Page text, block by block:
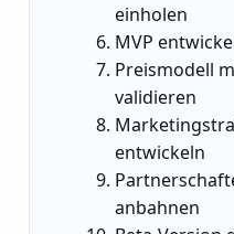
einholen
MVP
Preismodell
validieren
entwickeln
anbahnen